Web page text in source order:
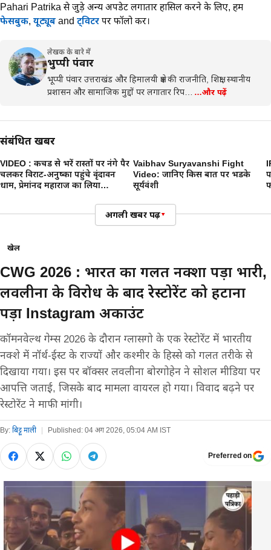
Pahari Patrika से जुड़े अन्य अपडेट लगातार हासिल करने के लिए, हमें
फेसबुक, यूट्यूब and ट्विटर पर फॉलो करें।
लेखक के बारे में
भुप्पी पंवार
भूप्पी पंवार उत्तराखंड और हिमालयी क्षेत्र की राजनीति, शिक्षा, स्थानीय
प्रशासन और सामाजिक मुद्दों पर लगातार रिप… …और पढ़ें
संबंधित खबरें
VIDEO : कीचड से भरें रास्तों पर नंगे पैर
चलकर विराट-अनुष्का पहुंचे वृंदावन
धाम, प्रेमांनद महाराज का लिया
Vaibhav Suryavanshi Fight
Video: जानिए किस बात पर भडके
सूर्यवंशी
अगली खबर पढ़ें▾
खेल
CWG 2026 : भारत का गलत नक्शा पड़ा भारी,
लवलीना के विरोध के बाद रेस्टोरेंट को हटाना
पड़ा Instagram अकाउंट
कॉमनवेल्थ गेम्स 2026 के दौरान ग्लासगो के एक रेस्टोरेंट में भारतीय
नक्शे में नॉर्थ-ईस्ट के राज्यों और कश्मीर के हिस्से को गलत तरीके से
दिखाया गया। इस पर बॉक्सर लवलीना बोरगोहेन ने सोशल मीडिया पर
आपत्ति जताई, जिसके बाद मामला वायरल हो गया। विवाद बढ़ने पर
रेस्टोरेंट ने माफी मांगी।
By: बिट्टू माली | Published: 04 अग 2026, 05:04 AM IST
Preferred on